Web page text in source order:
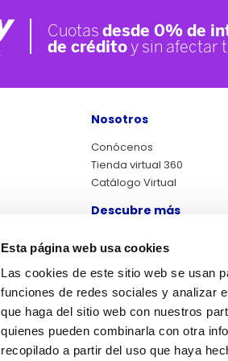
Esta página web usa cookies
Las cookies de este sitio web se usan
funciones de redes sociales y analizar
que haga del sitio web con nuestros
quienes pueden combinarla con otra
recopilado a partir del uso que haya
Nosotros
Conócenos
Tienda virtual 360
Catálogo Virtual
Descubre más
Outlet
Libro de
reclamaciones